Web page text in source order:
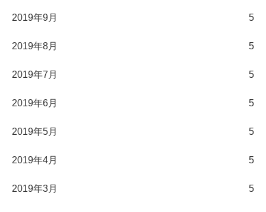
2019年9月 5
2019年8月 5
2019年7月 5
2019年6月 5
2019年5月 5
2019年4月 5
2019年3月 5